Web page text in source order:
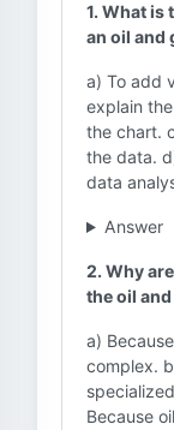
1. What is
an oil and
a) To add
explain
the chart.
the data.
data
Answer
2. Why
the oil
a)
complex.
Because